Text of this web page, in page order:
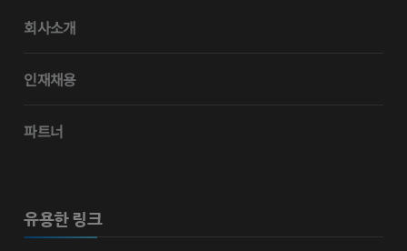
회사소개
인재채용
파트너
유용한 링크